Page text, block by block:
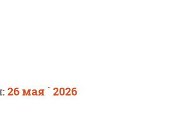
26 мая ` 2026